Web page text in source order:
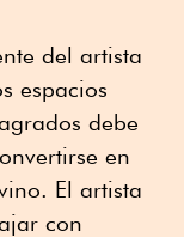
del artista
espacios
debe
en
El artista
con